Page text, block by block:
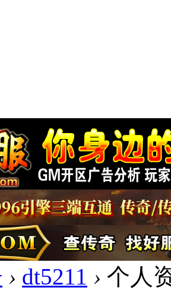
› dt5211 › 个人